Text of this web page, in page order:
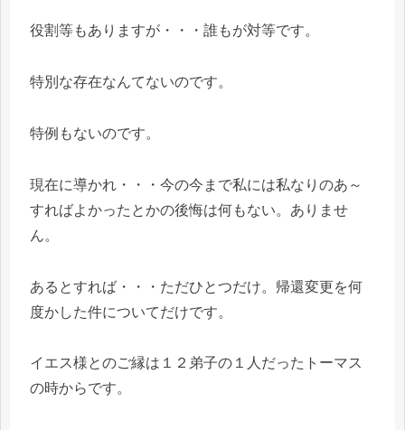
役割等もありますが・・・誰もが対等です。
特別な存在なんてないのです。
特例もないのです。
現在に導かれ・・・今の今まで私には私なりのあ～
すればよかったとかの後悔は何もない。ありませ
ん。
あるとすれば・・・ただひとつだけ。帰還変更を何
度かした件についてだけです。
イエス様とのご縁は１２弟子の１人だったトーマス
の時からです。